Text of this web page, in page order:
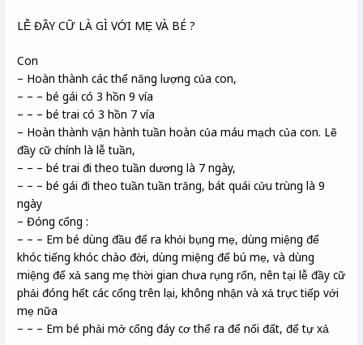
LỄ ĐẦY CỮ LÀ GÌ VỚI MẸ VÀ BÉ ?
Con
– Hoàn thành các thể năng lượng của con,
– – – bé gái có 3 hồn 9 vía
– – – bé trai có 3 hồn 7 vía
– Hoàn thành vận hành tuần hoàn của máu mạch của con. Lẽ
đầy cữ chính là lễ tuần,
– – – bé trai đi theo tuần dương là 7 ngày,
– – – bé gái đi theo tuần tuần trăng, bát quái cửu trùng là 9
ngày
– Đóng cổng :
– – – Em bé dùng đầu để ra khỏi bụng mẹ, dùng miệng để
khóc tiếng khóc chào đời, dùng miệng để bú mẹ, và dùng
miệng để xả sang mẹ thời gian chưa rụng rốn, nên tại lễ đầy cữ
phải đóng hết các cổng trên lại, không nhận và xả trực tiếp với
mẹ nữa
– – – Em bé phải mở cổng đáy cơ thể ra để nối đất, để tự xả